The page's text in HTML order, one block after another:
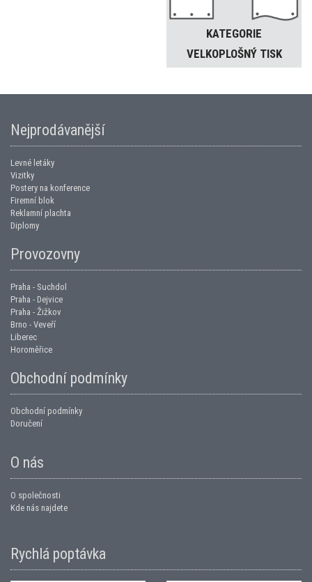
KATEGORIE
VELKOPLOŠNÝ TISK
Nejprodávanější
Levné letáky
Vizitky
Postery na konference
Firemní blok
Reklamní plachta
Diplomy
Provozovny
Praha - Suchdol
Praha - Dejvice
Praha - Žižkov
Brno - Veveří
Liberec
Horoměřice
Obchodní podmínky
Obchodní podmínky
Doručení
O nás
O společnosti
Kde nás najdete
Rychlá poptávka